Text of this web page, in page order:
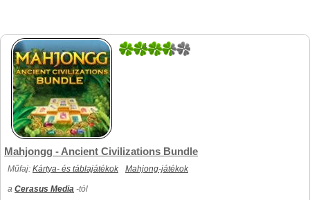
4
Mahjongg - Ancient Civilizations Bundle
Műfaj: Kártya- és táblajátékok Mahjong-játékok
a Cerasus Media -tól